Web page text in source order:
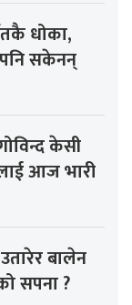
धोका,
सकेनन्
केसी
आज भारी
बालेन
सपना ?